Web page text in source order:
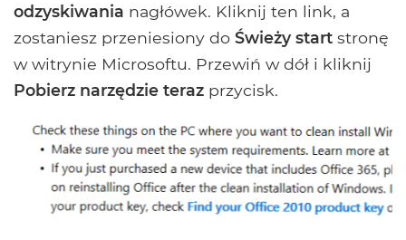
odzyskiwania nagłówek. Kliknij ten link, a
zostaniesz przeniesiony do Świeży start stronę
w witrynie Microsoftu. Przewiń w dół i kliknij
Pobierz narzędzie teraz przycisk.